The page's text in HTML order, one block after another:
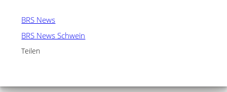
BRS News
BRS News Schwein
Teilen